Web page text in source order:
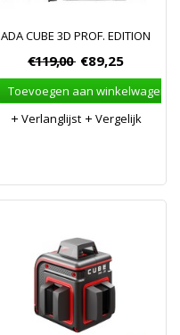
ADA CUBE 3D PROF. EDITION
€119,00 €89,25
Toevoegen aan winkelwagen
Verlanglijst
Vergelijk